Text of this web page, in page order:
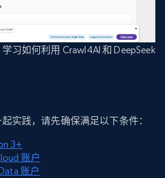
习如何利用 Crawl4AI 和 DeepSeek
实践，请先确保满足以下条件：
3+
账户
账户